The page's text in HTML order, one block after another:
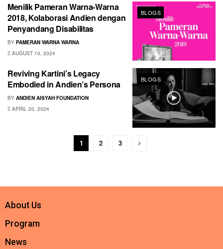
BLOGS
Menilik Pameran Warna-Warna
2018, Kolaborasi Andien dengan
Penyandang Disabilitas
BY PAMERAN WARNA WARNA
AUGUST 10, 2024
BLOGS
Reviving Kartini’s Legacy
Embodied in Andien’s Persona
BY ANDIEN AISYAH FOUNDATION
APRIL 20, 2024
1 2 3
About Us
Program
News